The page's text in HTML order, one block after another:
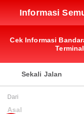
Informasi
Cek Informasi
Sekali Jalan
Dari
Asal